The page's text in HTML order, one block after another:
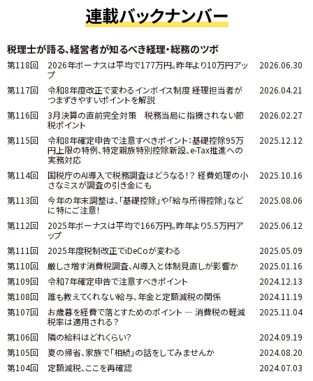
連載バックナンバー
税理士が語る、経営者が知るべき経理・総務のツボ
第118回
2026年ボーナスは平均で177万円。昨年より10万円アッ
プ
2026.06.30
第117回
令和8年度改正で変わるインボイス制度 ――経理担当者が
つまずきやすいポイントを解説
2026.04.21
第116回
3月決算の直前完全対策 税務当局に指摘されない節
税ポイント
2026.02.27
第115回
令和8年確定申告で注意すべきポイント：基礎控除95万
円上限の特例、特定親族特別控除新設、e-Tax推進への
実務対応
2025.12.12
第114回
国税庁のAI導入で税務調査はどうなる！？ 経費処理の小
さなミスが調査の引き金にも
2025.10.16
第113回
今年の年末調整は、「基礎控除」や「給与所得控除」など
に特にご注意！
2025.08.06
第112回
2025年ボーナスは平均で166万円。昨年より5.5万円ア
ップ
2025.06.12
第111回 2025年度税制改正でiDeCoが変わる
2025.05.09
第110回
厳しさ増す消費税調査、AI導入と体制見直しが影響か
2025.01.16
第109回
令和7年確定申告で注意すべきポイント
2024.12.13
第108回
誰も教えてくれない給与、年金と定額減税の関係
2024.11.19
第107回
お歳暮を経費で落とすためのポイント ― 消費税の軽減
税率は適用される？
2025.11.04
第106回 隣の給料はどれくらい？
2024.09.19
第105回
夏の帰省、家族で「相続」の話をしてみませんか
2024.08.20
第104回
定額減税、ここを再確認 2024.07.03